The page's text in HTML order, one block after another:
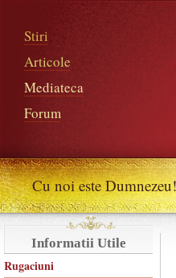
Stiri
Articole
Mediateca
Forum
Cu noi este Dumnezeu!
Informatii Utile
Rugaciuni